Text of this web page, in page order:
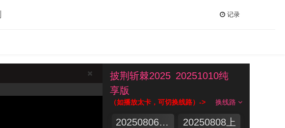
记录
披荆斩棘2025 20251010纯
享版
换线路
（如播放太卡，可切换线路）->
20250806滚烫集结号
20250808上